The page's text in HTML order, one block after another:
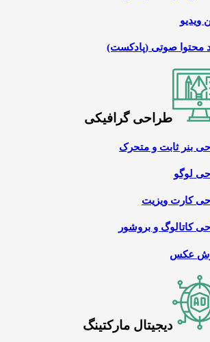
ویدیو
محتوا صوتی (پادکست)
طراحی گرافیکی
بنر ثابت و متحرک
لوگو
کارت ویزیت
کاتالوگ و بروشور
عکس
دیجیتال مارکتینگ